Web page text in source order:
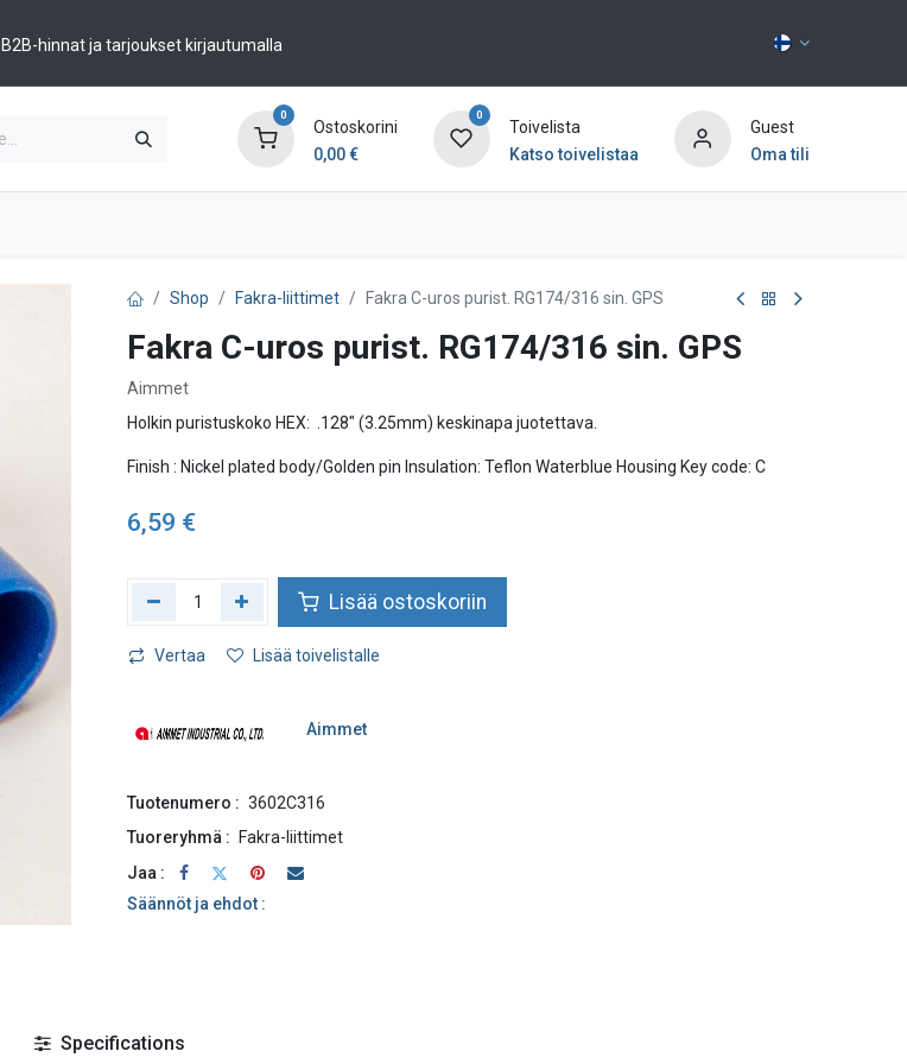
B2B-hinnat ja tarjoukset kirjautumalla
0
Ostoskorini
0,00€
0
Toivelista
Katso toivelistaa
Guest
Oma tili
Shop Fakra-liittimet Fakra C-uros purist. RG174/316 sin. GPS
Fakra C-uros purist. RG174/316 sin. GPS
Aimmet
Holkin puristuskoko HEX: .128" (3.25mm) keskinapa juotettava.
Finish : Nickel plated body/Golden pin Insulation: Teflon Waterblue Housing Key code: C
6,59 €
Lisää ostoskoriin
Vertaa Lisää toivelistalle
Aimmet
Tuotenumero : 3602C316
Tuoreryhmä :
Fakra-liittimet
Jaa :
Säännöt ja ehdot :
Specifications